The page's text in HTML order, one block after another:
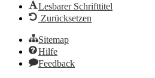
Lesbarer Schrifttitel
Zurücksetzen
Sitemap
Hilfe
Feedback